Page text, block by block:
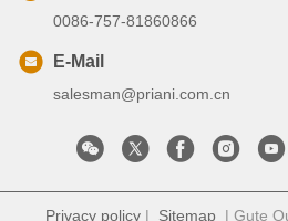
0086-757-81860866
E-Mail
salesman@priani.com.cn
Privacy policy| Sitemap| Gute